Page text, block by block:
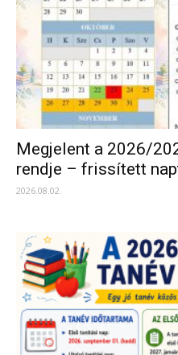
Megjelent a 2026/
rendje – frissített
2026.08.02.